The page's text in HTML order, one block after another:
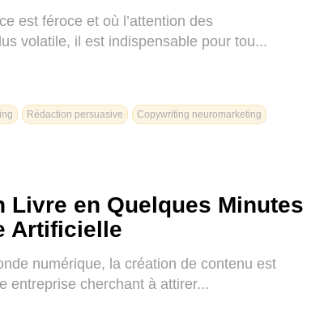
est féroce et où l’attention des
volatile, il est indispensable pour tou...
Rédaction persuasive Copywriting neuromarketing
Livre en Quelques Minutes
Artificielle
numérique, la création de contenu est
entreprise cherchant à attirer...